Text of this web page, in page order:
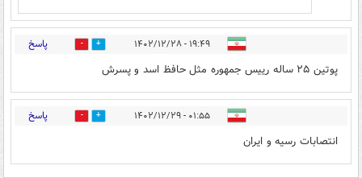
۱۹:۴۹ - ۱۴۰۲/۱۲/۲۸ 1 پاسخ
پوتین ۲۵ ساله رییس جمهوره مثل حافظ اسد و پسرش
۰۱:۵۵ - ۱۴۰۲/۱۲/۲۹ 1 پاسخ
انتصابات رسیه و ایران